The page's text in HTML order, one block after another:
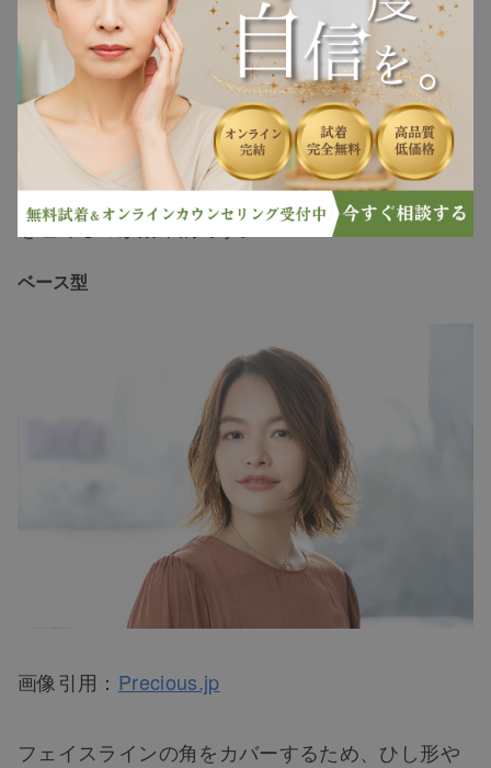
ヘアスタイル
抜け毛
白髪
画像引用：Precious.jp
顔の縦長感をカバーするため、横にボリュームを
持たせたシルエットや、ひし形シルエットを意識
します。前髪は薄めやワイドバングで、顔の余白
を埋めるのが効果的です。
ベース型
画像引用： Precious.jp
フェイスラインの角をカバーするため、ひし形や